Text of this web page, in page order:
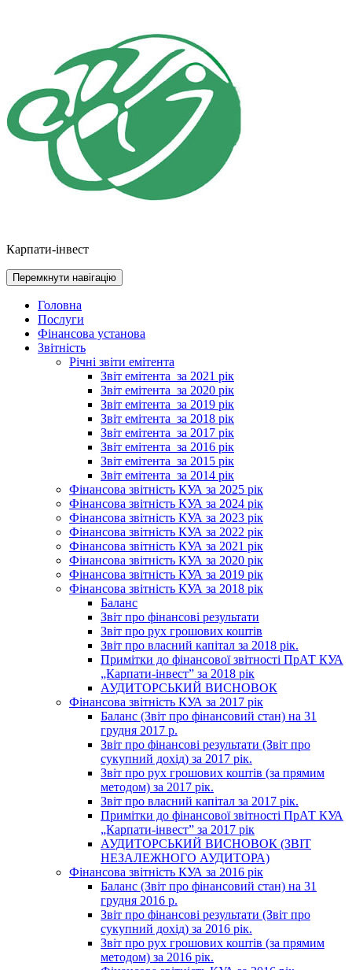
Карпати-інвест
Перемкнути навігацію
Головна
Послуги
Фінансова установа
Звітність
Річні звіти емітента
Звіт емітента_за 2021 рік
Звіт емітента_за 2020 рік
Звіт емітента_за 2019 рік
Звіт емітента_за 2018 рік
Звіт емітента_за 2017 рік
Звіт емітента_за 2016 рік
Звіт емітента_за 2015 рік
Звіт емітента_за 2014 рік
Фінансова звітність КУА за 2025 рік
Фінансова звітність КУА за 2024 рік
Фінансова звітність КУА за 2023 рік
Фінансова звітність КУА за 2022 рік
Фінансова звітність КУА за 2021 рік
Фінансова звітність КУА за 2020 рік
Фінансова звітність КУА за 2019 рік
Фінансова звітність КУА за 2018 рік
Баланс
Звіт про фінансові результати
Звіт про рух грошових коштів
Звіт про власний капітал за 2018 рік.
Примітки до фінансової звітності ПрАТ КУА
„Карпати-інвест” за 2018 рік
АУДИТОРСЬКИЙ ВИСНОВОК
Фінансова звітність КУА за 2017 рік
Баланс (Звіт про фінансовий стан) на 31
грудня 2017 р.
Звіт про фінансові результати (Звіт про
сукупний дохід) за 2017 рік.
Звіт про рух грошових коштів (за прямим
методом) за 2017 рік.
Звіт про власний капітал за 2017 рік.
Примітки до фінансової звітності ПрАТ КУА
„Карпати-інвест” за 2017 рік
АУДИТОРСЬКИЙ ВИСНОВОК (ЗВІТ
НЕЗАЛЕЖНОГО АУДИТОРА)
Фінансова звітність КУА за 2016 рік
Баланс (Звіт про фінансовий стан) на 31
грудня 2016 р.
Звіт про фінансові результати (Звіт про
сукупний дохід) за 2016 рік.
Звіт про рух грошових коштів (за прямим
методом) за 2016 рік.